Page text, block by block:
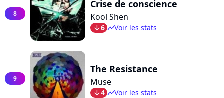
8
Crise de conscience
Kool Shen
arrow_bot6 timelineVoir les stats
9
The Resistance
Muse
arrow_bot4 timelineVoir les stats